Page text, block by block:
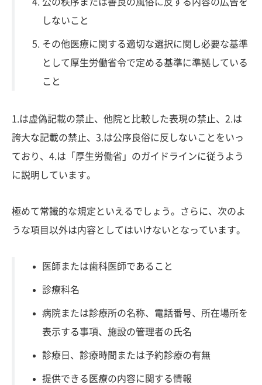
しないこと
その他医療に関する適切な選択に関し必要な基準
として厚生労働省令で定める基準に準拠している
こと
1.は虚偽記載の禁止、他院と比較した表現の禁止、2.は
誇大な記載の禁止、3.は公序良俗に反しないことをいっ
ており、4.は「厚生労働省」のガイドラインに従うよう
に説明しています。
極めて常識的な規定といえるでしょう。さらに、次のよ
うな項目以外は内容としてはいけないとなっています。
医師または歯科医師であること
診療科名
病院または診療所の名称、電話番号、所在場所を
表示する事項、施設の管理者の氏名
診療日、診療時間または予約診療の有無
提供できる医療の内容に関する情報